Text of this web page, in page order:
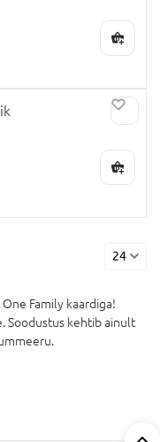
24
Family kaardiga!
Soodustus kehtib ainult